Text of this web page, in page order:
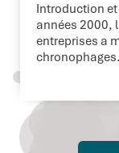
Introduction et
années 2000,
entreprises a